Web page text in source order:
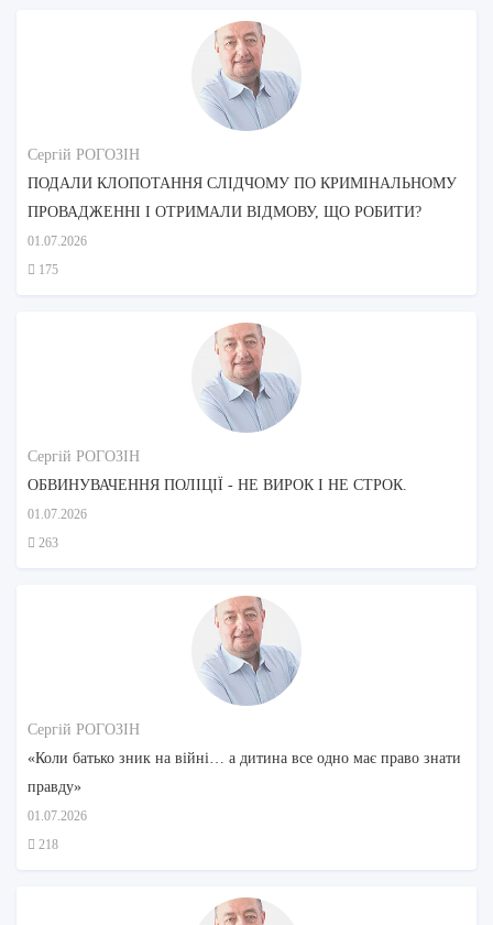
Сергій РОГОЗІН
ПОДАЛИ КЛОПОТАННЯ СЛІДЧОМУ ПО КРИМІНАЛЬНОМУ
ПРОВАДЖЕННІ І ОТРИМАЛИ ВІДМОВУ, ЩО РОБИТИ?
01.07.2026
175
Сергій РОГОЗІН
ОБВИНУВАЧЕННЯ ПОЛІЦІЇ - НЕ ВИРОК І НЕ СТРОК.
01.07.2026
263
Сергій РОГОЗІН
«Коли батько зник на війні… а дитина все одно має право знати
правду»
01.07.2026
218